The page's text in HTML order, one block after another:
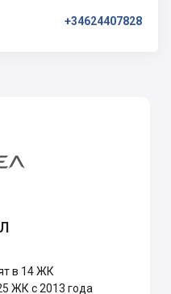
+34624407828
в 14 ЖК
ЖК с 2013 года